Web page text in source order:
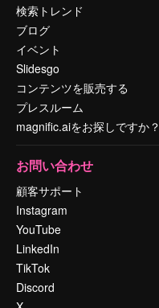
検索トレンド
ブログ
イベント
Slidesgo
コンテンツを販売する
プレスルーム
magnific.aiをお探しですか？
お問い合わせ
顧客サポート
Instagram
YouTube
LinkedIn
TikTok
Discord